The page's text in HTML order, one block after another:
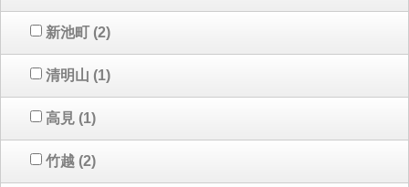
新池町 (2)
清明山 (1)
高見 (1)
竹越 (2)